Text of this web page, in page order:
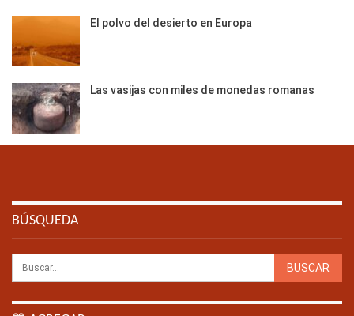
El polvo del desierto en Europa
Las vasijas con miles de monedas romanas
BÚSQUEDA